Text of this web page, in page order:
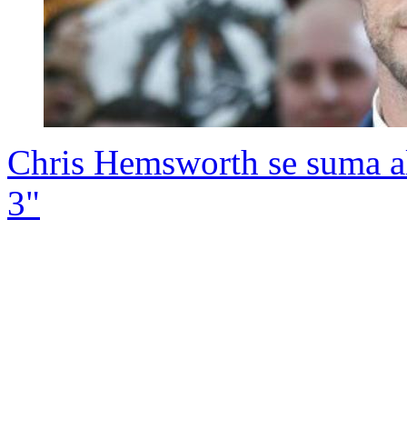
Chris Hemsworth se suma
3"